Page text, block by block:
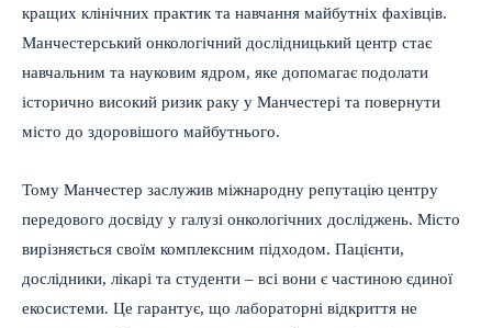
кращих клінічних практик та навчання майбутніх фахівців.
Манчестерський онкологічний дослідницький центр стає
навчальним та науковим ядром, яке допомагає подолати
історично високий ризик раку у Манчестері та повернути
місто до здоровішого майбутнього.
Тому Манчестер заслужив міжнародну репутацію центру
передового досвіду у галузі онкологічних досліджень. Місто
вирізняється своїм комплексним підходом. Пацієнти,
дослідники, лікарі та студенти – всі вони є частиною єдиної
екосистеми. Це гарантує, що лабораторні відкриття не